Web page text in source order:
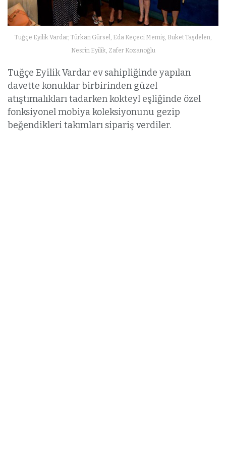
Tuğçe Eyilik Vardar, Türkan Gürsel, Eda Keçeci Memiş, Buket Taşdelen,
Nesrin Eyilik, Zafer Kozanoğlu
Tuğçe Eyilik Vardar ev sahipliğinde yapılan
davette konuklar birbirinden güzel
atıştımalıkları tadarken kokteyl eşliğinde özel
fonksiyonel mobiya koleksiyonunu gezip
beğendikleri takımları sipariş verdiler.